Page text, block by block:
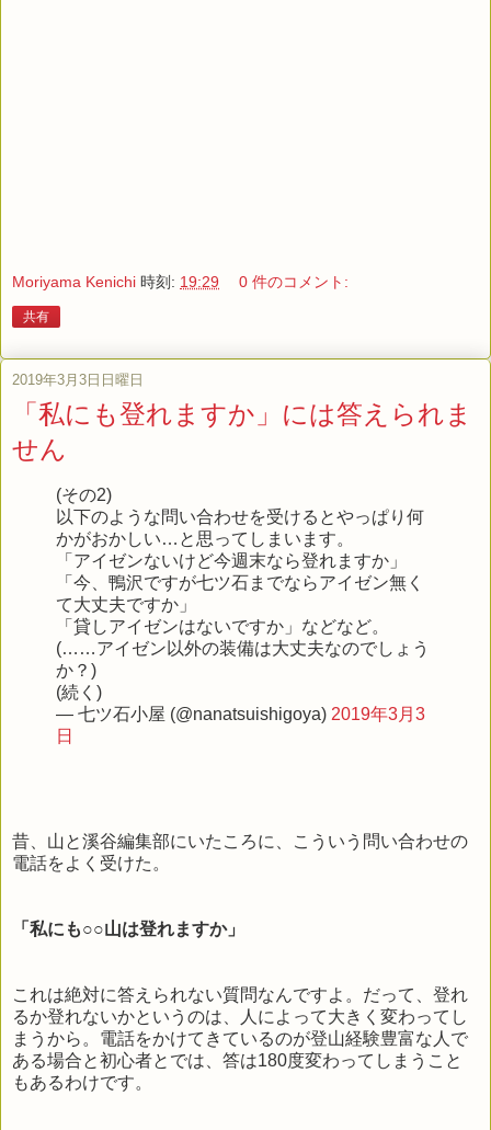
Moriyama Kenichi 時刻: 19:29 0 件のコメント:
共有
2019年3月3日日曜日
「私にも登れますか」には答えられま
せん
(その2)
以下のような問い合わせを受けるとやっぱり何
かがおかしい…と思ってしまいます。
「アイゼンないけど今週末なら登れますか」
「今、鴨沢ですが七ツ石までならアイゼン無く
て大丈夫ですか」
「貸しアイゼンはないですか」などなど。
(……アイゼン以外の装備は大丈夫なのでしょう
か？)
(続く)
— 七ツ石小屋 (@nanatsuishigoya) 2019年3月3
日
昔、山と溪谷編集部にいたころに、こういう問い合わせの
電話をよく受けた。
「私にも○○山は登れますか」
これは絶対に答えられない質問なんですよ。だって、登れ
るか登れないかというのは、人によって大きく変わってし
まうから。電話をかけてきているのが登山経験豊富な人で
ある場合と初心者とでは、答は180度変わってしまうこと
もあるわけです。